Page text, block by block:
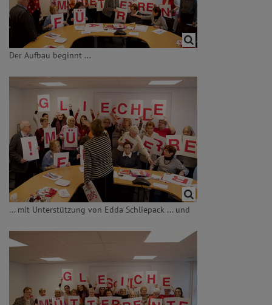
Der Aufbau beginnt ...
... mit Unterstützung von Edda Schliepack ... und